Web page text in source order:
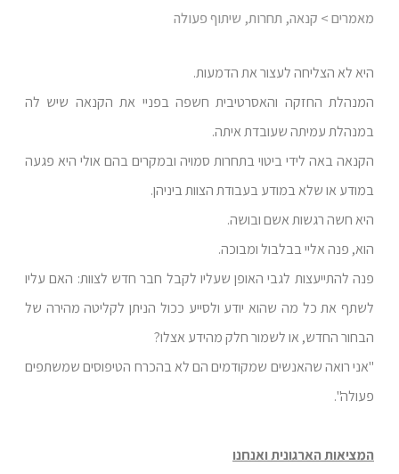
מאמרים> קנאה, תחרות, שיתוף פעולה
היא לא הצליחה לעצור את הדמעות.
המנהלת החזקה והאסרטיבית חשפה בפניי את הקנאה שיש לה
במנהלת עמיתה שעובדת איתה.
הקנאה באה לידי ביטוי בתחרות סמויה ובמקרים בהם אולי היא פגעה
במודע או שלא במודע בעבודת הצוות ביניהן.
היא חשה רגשות אשם ובושה.
הוא, פנה אליי בבלבול ומבוכה.
פנה להתייעצות לגבי האופן שעליו לקבל חבר חדש לצוות: האם עליו
לשתף את כל מה שהוא יודע ולסייע ככול הניתן לקליטה מהירה של
הבחור החדש, או לשמור חלק מהידע אצלו?
"אני רואה שהאנשים שמקודמים הם לא בהכרח הטיפוסים שמשתפים
פעולה".
המציאות הארגונית ואנחנו